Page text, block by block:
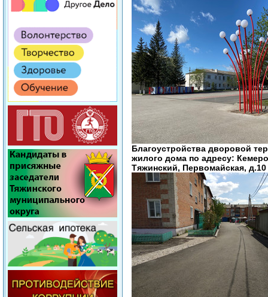
Благоустройства дворовой
жилого дома по адресу:
Тяжинский, Первомайская, д.10